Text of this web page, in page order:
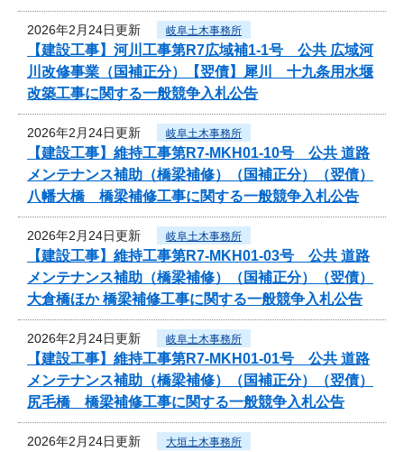
2026年2月24日更新 岐阜土木事務所
【建設工事】河川工事第R7広域補1-1号 公共 広域河
川改修事業（国補正分）【翌債】犀川 十九条用水堰
改築工事に関する一般競争入札公告
2026年2月24日更新 岐阜土木事務所
【建設工事】維持工事第R7-MKH01-10号 公共 道路
メンテナンス補助（橋梁補修）（国補正分）（翌債）
八幡大橋 橋梁補修工事に関する一般競争入札公告
2026年2月24日更新 岐阜土木事務所
【建設工事】維持工事第R7-MKH01-03号 公共 道路
メンテナンス補助（橋梁補修）（国補正分）（翌債）
大倉橋ほか 橋梁補修工事に関する一般競争入札公告
2026年2月24日更新 岐阜土木事務所
【建設工事】維持工事第R7-MKH01-01号 公共 道路
メンテナンス補助（橋梁補修）（国補正分）（翌債）
尻毛橋 橋梁補修工事に関する一般競争入札公告
2026年2月24日更新 大垣土木事務所